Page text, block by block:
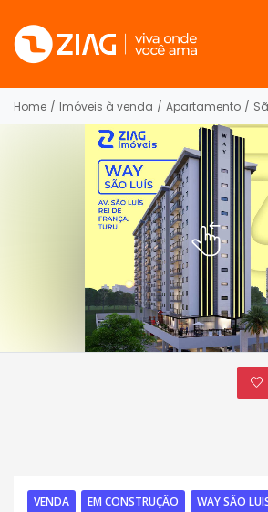
Home / Imóveis à venda / Apartamento /
VENDA EM CONSTRUÇÃO
WAY SÃO